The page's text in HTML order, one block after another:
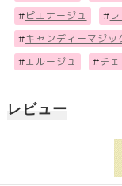
# ピエナージュ #
#キャンディーマジッ
#エルージュ #チ
レビュー